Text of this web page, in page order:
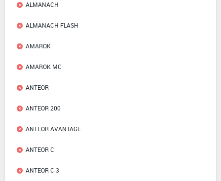
ALMANACH
ALMANACH FLASH
AMAROK
AMAROK MC
ANTEOR
ANTEOR 200
ANTEOR AVANTAGE
ANTEOR C
ANTEOR C 3